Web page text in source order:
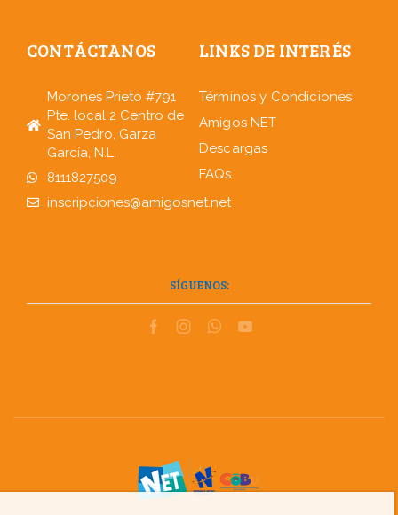
CONTÁCTANOS
Morones Prieto #791
Pte. local 2 Centro de
San Pedro, Garza
García, N.L.
8111827509
inscripciones@amigosnet.net
LINKS DE INTERÉS
Términos y Condiciones
Amigos NET
Descargas
FAQs
SÍGUENOS: